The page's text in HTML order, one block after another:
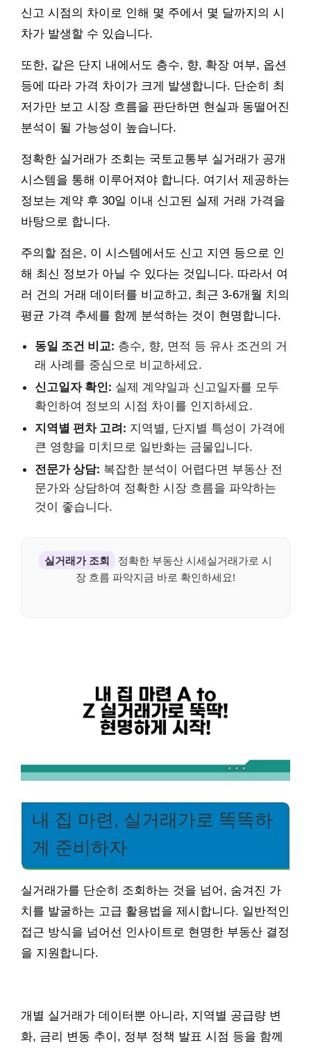
신고 시점의 차이로 인해 몇 주에서 몇 달까지의 시
차가 발생할 수 있습니다.
또한, 같은 단지 내에서도 층수, 향, 확장 여부, 옵션
등에 따라 가격 차이가 크게 발생합니다. 단순히 최
저가만 보고 시장 흐름을 판단하면 현실과 동떨어진
분석이 될 가능성이 높습니다.
정확한 실거래가 조회는 국토교통부 실거래가 공개
시스템을 통해 이루어져야 합니다. 여기서 제공하는
정보는 계약 후 30일 이내 신고된 실제 거래 가격을
바탕으로 합니다.
주의할 점은, 이 시스템에서도 신고 지연 등으로 인
해 최신 정보가 아닐 수 있다는 것입니다. 따라서 여
러 건의 거래 데이터를 비교하고, 최근 3-6개월 치의
평균 가격 추세를 함께 분석하는 것이 현명합니다.
동일 조건 비교: 층수, 향, 면적 등 유사 조건의 거
래 사례를 중심으로 비교하세요.
신고일자 확인: 실제 계약일과 신고일자를 모두
확인하여 정보의 시점 차이를 인지하세요.
지역별 편차 고려: 지역별, 단지별 특성이 가격에
큰 영향을 미치므로 일반화는 금물입니다.
전문가 상담: 복잡한 분석이 어렵다면 부동산 전
문가와 상담하여 정확한 시장 흐름을 파악하는
것이 좋습니다.
실거래가 조회
정확한 부동산 시세실거래가로 시
장 흐름 파악지금 바로 확인하세요!
내 집 마련, 실거래가로 똑똑하
게 준비하자
실거래가를 단순히 조회하는 것을 넘어, 숨겨진 가
치를 발굴하는 고급 활용법을 제시합니다. 일반적인
접근 방식을 넘어선 인사이트로 현명한 부동산 결정
을 지원합니다.
개별 실거래가 데이터뿐 아니라, 지역별 공급량 변
화, 금리 변동 추이, 정부 정책 발표 시점 등을 함께